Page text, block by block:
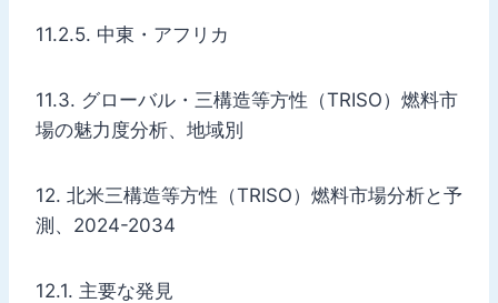
11.2.5. 中東・アフリカ
11.3. グローバル・三構造等方性（TRISO）燃料市
場の魅力度分析、地域別
12. 北米三構造等方性（TRISO）燃料市場分析と予
測、2024-2034
12.1. 主要な発見